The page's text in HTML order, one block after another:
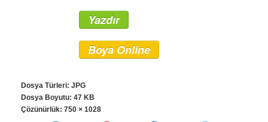
Yazdır
Boya Online
Dosya Türleri: JPG
Dosya Boyutu: 47 KB
Çözünürlük: 750 × 1028